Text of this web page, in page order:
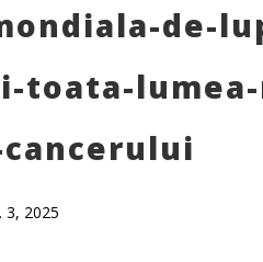
de-
toata-
3, 2025